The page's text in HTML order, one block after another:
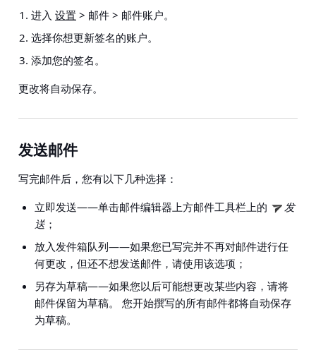
进入 设置 > 邮件 > 邮件账户。
选择你想更新签名的账户。
添加您的签名。
更改将自动保存。
发送邮件
写完邮件后，您有以下几种选择：
立即发送——单击邮件编辑器上方邮件工具栏上的
发
送；
放入发件箱队列——如果您已写完并不再对邮件进行任
何更改，但还不想发送邮件，请使用该选项；
另存为草稿——如果您以后可能想更改某些内容，请将
邮件保留为草稿。 您开始撰写的所有邮件都将自动保存
为草稿。